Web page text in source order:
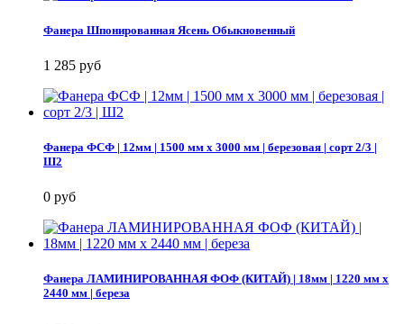
Фанера Шпонированная Ясень Обыкновенный
1 285 руб
Фанера ФСФ | 12мм | 1500 мм х 3000 мм | березовая | сорт 2/3 |
Ш2
0 руб
Фанера ЛАМИНИРОВАННАЯ ФОФ (КИТАЙ) | 18мм | 1220 мм х
2440 мм | береза